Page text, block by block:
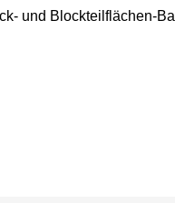
und Blockteilflächen-